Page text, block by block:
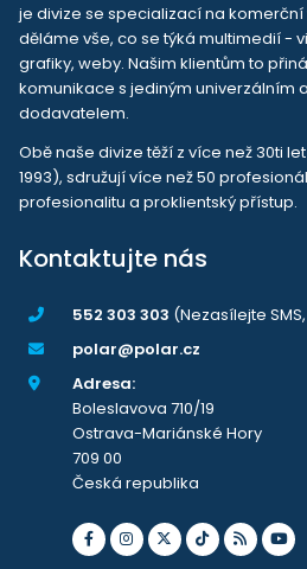
je divize se specializací na
děláme vše, co se týká multimedií -
grafiky, weby. Našim klientům to
komunikace s jediným univerzálním
dodavatelem.
Obě naše divize těží z více než 30ti
1993), sdružují více než 50
profesionalitu a proklientský přístup.
Kontaktujte nás
552 303 303 (Nezasílejte
polar@polar.cz
Adresa:
Boleslavova 710/19
Ostrava-Mariánské Hory
709 00
Česká republika